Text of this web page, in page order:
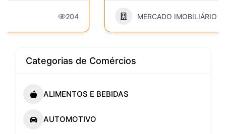
MERCADO IMOBILIÁRIO 277
Categorias de Comércios
ALIMENTOS E BEBIDAS
AUTOMOTIVO